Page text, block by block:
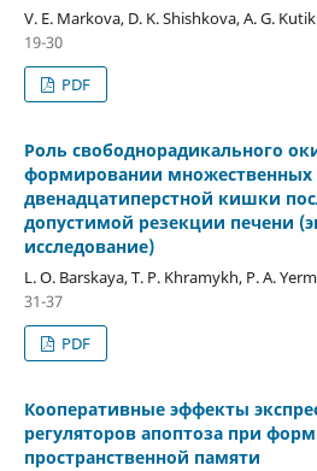
V. E. Markova, D. K. Shishkova, A. G.
19-30
PDF
Роль свободнорадикального
формировании множественных
двенадцатиперстной кишки
допустимой резекции печени
исследование)
L. O. Barskaya, T. P. Khramykh, P. A.
31-37
PDF
Кооперативные эффекты
регуляторов апоптоза при
пространственной памяти